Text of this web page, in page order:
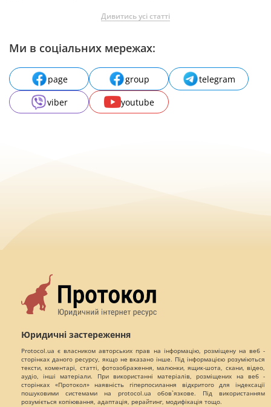
Дивитись усі статті
Ми в соціальних мережах:
page group
telegram
viber
youtube
Юридичні застереження
Protocol.ua є власником авторських прав на інформацію, розміщену на веб -
сторінках даного ресурсу, якщо не вказано інше. Під інформацією розуміються
тексти, коментарі, статті, фотозображення, малюнки, ящик-шота, скани, відео,
аудіо, інші матеріали. При використанні матеріалів, розміщених на веб -
сторінках «Протокол» наявність гіперпосилання відкритого для індексації
пошуковими системами на protocol.ua обов`язкове. Під використанням
розуміється копіювання, адаптація, рерайтинг, модифікація тощо.